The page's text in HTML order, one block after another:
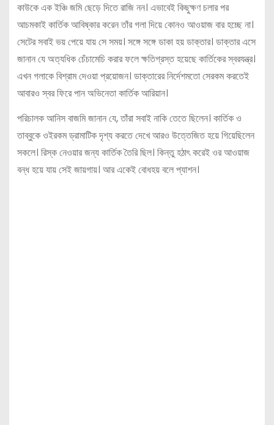
কাউকে এক ইঞ্চি জমি ছেড়ে দিতে রাজি নন। এভাবেই কিছুক্ষণ চলার পর
আচমকাই কার্তিক আবিষ্কার করেন তাঁর গলা দিয়ে কোনও আওয়াজ বার হচ্ছে না।
সেটের সবাই ভয় পেয়ে যায় সে সময়। সঙ্গে সঙ্গে ডাকা হয় ডাক্তার। ডাক্তার এসে
জানান যে অত্যধিক চেঁচামেচি করার ফলে ক্ষতিগ্রস্ত হয়েছে কার্তিকের স্বরযন্ত্র।
এখন গলাকে বিশ্রাম দেওয়া প্রয়োজন। ডাক্তারের নির্দেশমতো সেরকম করতেই
আবারও স্বর ফিরে পান অভিনেতা কার্তিক আরিয়ান।
পরিচালক আনিস বাজমি জানান যে, তাঁরা সবাই নাকি তেতে ছিলেন। কার্তিক ও
তাব্বুকে ওইরকম ড্রামাটিক দৃশ্য করতে দেখে আরও উত্তেজিত হয়ে গিয়েছিলেন
সকলে। রিস্ক নেওয়ার জন্য কার্তিক তৈরি ছিল। কিন্তু হঠাৎ করেই ওর আওয়াজ
বন্ধ হয়ে যায় সেই জায়গায়। আর একেই বোধহয় বলে প্যাশন।